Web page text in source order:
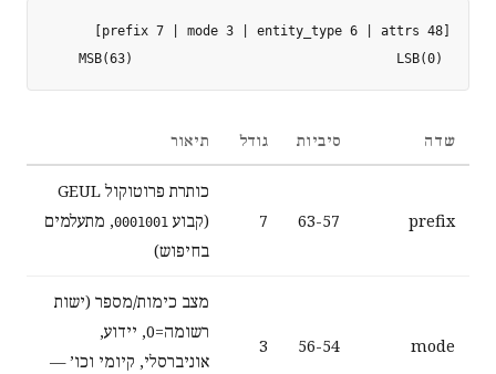
שדה סיביות גודל תיאור
prefix
63-57
7
כותרת פרוטוקול GEUL
(קבוע 0001001, מתעלמים
בחיפוש)
mode
56-54
3
מצב כימות/מספר (ישות
רשומה=0, יידוע,
אוניברסלי, קיומי וכו’ —